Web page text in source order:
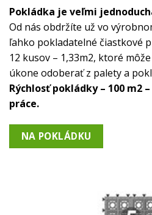
Pokládka je veľmi
Od nás obdržíte už vo
ľahko pokladatelné čiastkové
12 kusov – 1,33m2, ktoré
úkone odoberať z palety a
Rýchlosť pokládky – 100 m2
práce.
NA POKLÁDKU